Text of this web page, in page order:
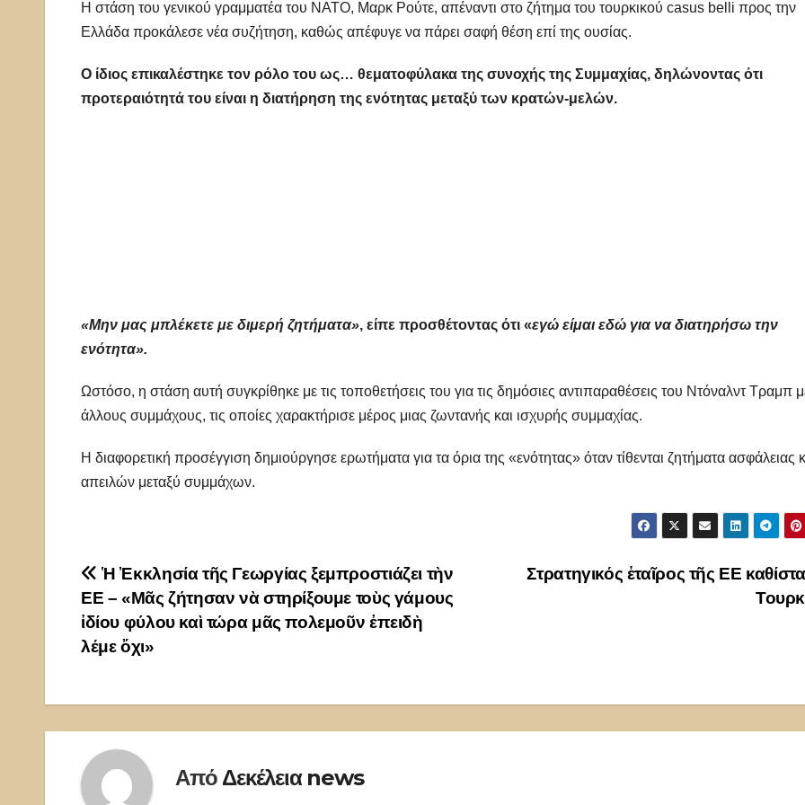
Η στάση του γενικού γραμματέα του ΝΑΤΟ, Μαρκ Ρούτε, απέναντι στο ζήτημα του τουρκικού casus belli προς την
Ελλάδα προκάλεσε νέα συζήτηση, καθώς απέφυγε να πάρει σαφή θέση επί της ουσίας.
Ο ίδιος επικαλέστηκε τον ρόλο του ως… θεματοφύλακα της συνοχής της Συμμαχίας, δηλώνοντας ότι
προτεραιότητά του είναι η διατήρηση της ενότητας μεταξύ των κρατών-μελών.
«Μην μας μπλέκετε με διμερή ζητήματα», είπε προσθέτοντας ότι «εγώ είμαι εδώ για να διατηρήσω την
ενότητα».
Ωστόσο, η στάση αυτή συγκρίθηκε με τις τοποθετήσεις του για τις δημόσιες αντιπαραθέσεις του Ντόναλντ Τραμπ
άλλους συμμάχους, τις οποίες χαρακτήρισε μέρος μιας ζωντανής και ισχυρής συμμαχίας.
Η διαφορετική προσέγγιση δημιούργησε ερωτήματα για τα όρια της «ενότητας» όταν τίθενται ζητήματα ασφάλειας
απειλών μεταξύ συμμάχων.
Πλοήγηση
άρθρων
Στρατηγικός ἑταῖρος τῆς ΕΕ
Ἡ Ἐκκλησία τῆς Γεωργίας ξεμπροστιάζει τὴν
ΕΕ – «Μᾶς ζήτησαν νὰ στηρίξουμε τοὺς γάμους
ἰδίου φύλου καὶ τώρα μᾶς πολεμοῦν ἐπειδὴ
λέμε ὄχι»
Από Δεκέλεια news